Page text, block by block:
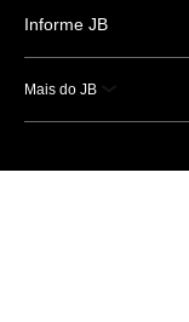
Informe JB
Mais do JB
Esportes